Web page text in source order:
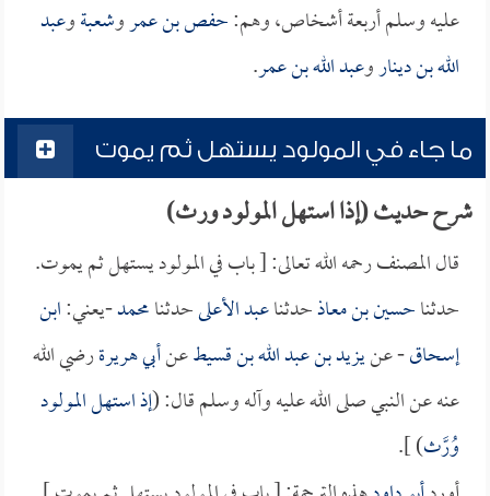
عليه وسلم أربعة أشخاص، وهم:حفص بن عمروشعبةوعبد
الله بن ديناروعبد الله بن عمر.
ما جاء في المولود يستهل ثم يموت
شرح حديث (إذا استهل المولود ورث)
قال المصنف رحمه الله تعالى: [ باب في المولود يستهل ثم يموت.
حدثناحسين بن معاذحدثناعبد الأعلىحدثنامحمد-يعني:ابن
إسحاق- عنيزيد بن عبد الله بن قسيطعنأبي هريرةرضي الله
عنه عن النبي صلى الله عليه وآله وسلم قال: (إذ استهل المولود
وُرَّث) ].